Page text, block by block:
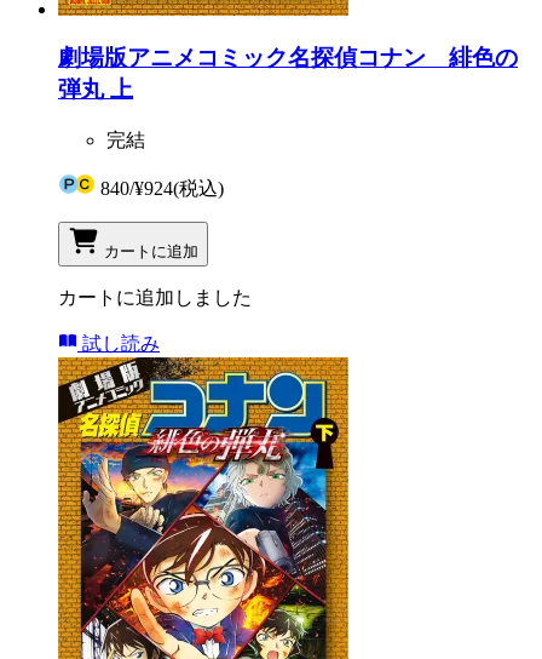
劇場版アニメコミック名探偵コナン 緋色の
弾丸 上
完結
840/¥924(税込)
カートに追加
カートに追加しました
試し読み